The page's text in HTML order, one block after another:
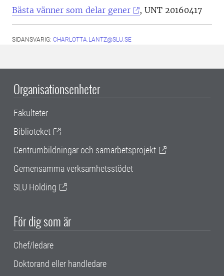
Bästa vänner som delar gener , UNT 20160417
SIDANSVARIG: CHARLOTTA.LANTZ@SLU.SE
Organisationsenheter
Fakulteter
Biblioteket
Centrumbildningar och samarbetsprojekt
Gemensamma verksamhetsstödet
SLU Holding
För dig som är
Chef/ledare
Doktorand eller handledare